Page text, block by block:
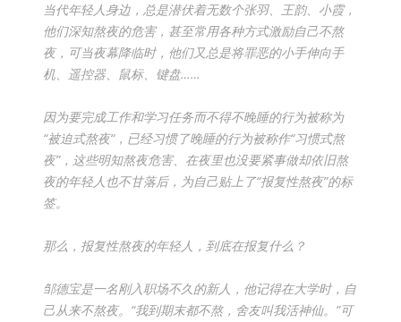
当代年轻人身边，总是潜伏着无数个张羽、王韵、小霞，
他们深知熬夜的危害，甚至常用各种方式激励自己不熬
夜， 可当夜幕降临时，他们又总是将罪恶的小手伸向手
机、遥控器、鼠标、键盘……
因为要完成工作和学习任务而不得不晚睡的行为被称为
“被迫式熬夜“，已经习惯了晚睡的行为被称作“习惯式熬
夜”， 这些明知熬夜危害、在夜里也没要紧事做却依旧熬
夜的年轻人也不甘落后，为自己贴上了“报复性熬夜”的标
签。
那么，报复性熬夜的年轻人，到底在报复什么？
邹德宝是一名刚入职场不久的新人，他记得在大学时，自
己从来不熬夜。“我到期末都不熬，舍友叫我活神仙。”可